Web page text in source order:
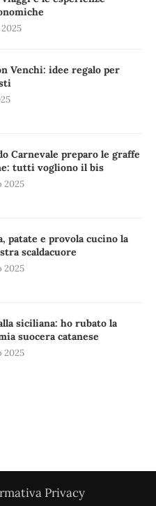
Venchi: idee regalo per
Carnevale preparo le graffe
tutti vogliono il bis
2025
patate e provola cucino la
scaldacuore
2025
siciliana: ho rubato la
suocera catanese
2025
Privacy